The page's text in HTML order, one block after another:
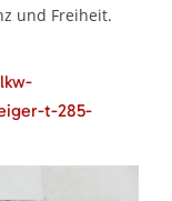
und Freiheit.
t-285-